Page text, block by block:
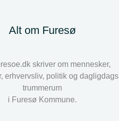
Alt om Furesø
skriver om mennesker,
erhvervsliv, politik og dagligdags
trummerum
i Furesø Kommune.